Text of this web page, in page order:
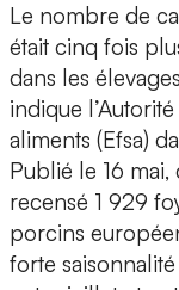
Le nombre de
était cinq fois
dans les
indique
aliments (Efsa)
Publié le 16
recensé 1 929
porcins
forte